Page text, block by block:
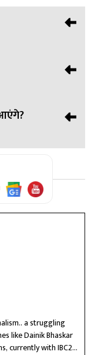
और एनकाउंटर
से राजनीतिक
घोषित होंगे।
a struggling
like Dainik Bhaskar
currently with IBC24